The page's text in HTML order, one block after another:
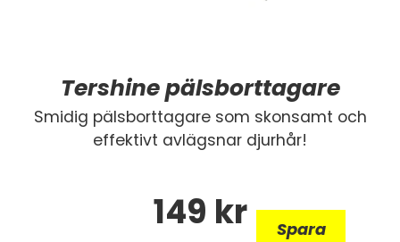
Tershine pälsborttagare
Smidig pälsborttagare som skonsamt och
effektivt avlägsnar djurhår!
149 kr Spara